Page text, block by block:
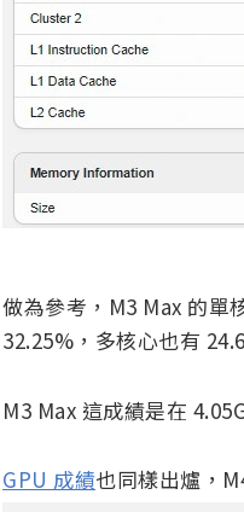
做為參考，M3 Max 的單
32.25%，多核心也有
M3 Max 這成績是在
GPU 成績也同樣出爐，